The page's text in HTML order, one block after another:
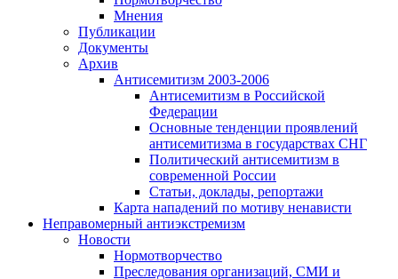
Мнения
Публикации
Документы
Архив
Антисемитизм 2003-2006
Антисемитизм в Российской
Федерации
Основные тенденции проявлений
антисемитизма в государствах СНГ
Политический антисемитизм в
современной России
Статьи, доклады, репортажи
Карта нападений по мотиву ненависти
Неправомерный антиэкстремизм
Новости
Нормотворчество
Преследования организаций, СМИ и